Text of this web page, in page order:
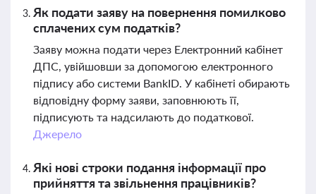
Як подати заяву на повернення помилково
сплачених сум податків?
Заяву можна подати через Електронний кабінет
ДПС, увійшовши за допомогою електронного
підпису або системи BankID. У кабінеті обирають
відповідну форму заяви, заповнюють її,
підписують та надсилають до податкової.
Джерело
Які нові строки подання інформації про
прийняття та звільнення працівників?